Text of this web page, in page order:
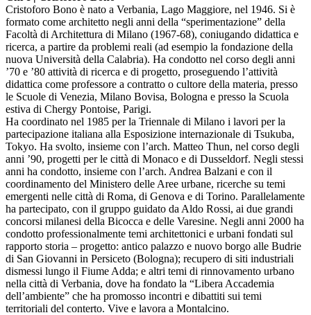
Cristoforo Bono è nato a Verbania, Lago Maggiore, nel 1946. Si è
formato come architetto negli anni della “sperimentazione” della
Facoltà di Architettura di Milano (1967-68), coniugando didattica e
ricerca, a partire da problemi reali (ad esempio la fondazione della
nuova Università della Calabria). Ha condotto nel corso degli anni
’70 e ’80 attività di ricerca e di progetto, proseguendo l’attività
didattica come professore a contratto o cultore della materia, presso
le Scuole di Venezia, Milano Bovisa, Bologna e presso la Scuola
estiva di Chergy Pontoise, Parigi.
Ha coordinato nel 1985 per la Triennale di Milano i lavori per la
partecipazione italiana alla Esposizione internazionale di Tsukuba,
Tokyo. Ha svolto, insieme con l’arch. Matteo Thun, nel corso degli
anni ’90, progetti per le città di Monaco e di Dusseldorf. Negli stessi
anni ha condotto, insieme con l’arch. Andrea Balzani e con il
coordinamento del Ministero delle Aree urbane, ricerche su temi
emergenti nelle città di Roma, di Genova e di Torino. Parallelamente
ha partecipato, con il gruppo guidato da Aldo Rossi, ai due grandi
concorsi milanesi della Bicocca e delle Varesine. Negli anni 2000 ha
condotto professionalmente temi architettonici e urbani fondati sul
rapporto storia – progetto: antico palazzo e nuovo borgo alle Budrie
di San Giovanni in Persiceto (Bologna); recupero di siti industriali
dismessi lungo il Fiume Adda; e altri temi di rinnovamento urbano
nella città di Verbania, dove ha fondato la “Libera Accademia
dell’ambiente” che ha promosso incontri e dibattiti sui temi
territoriali del conterto. Vive e lavora a Montalcino.